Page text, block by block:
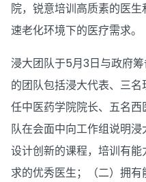
院，锐意培训高质素的医
速老化环境下的医疗需求。
浸大团队于5月3日与政府
的团队包括浸大代表、三
任中医药学院院长、五名
队在会面中向工作组说明浸
设计创新的课程，培训有
求的优秀医生；（二）拥有